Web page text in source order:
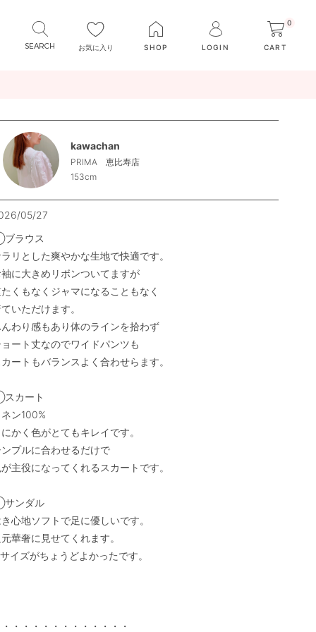
お気に入り SHOP LOGIN
0
CART
kawachan
PRIMA 恵比寿店
153cm
05/27
ラウス
リとした爽やかな生地で快適です。
に大きめリボンついてますが
くもなくジャマになることもなく
いただけます。
わり感もあり体のラインを拾わず
ート丈なのでワイドパンツも
ートもバランスよく合わせらます。
カート
ン100%
かく色がとてもキレイです。
プルに合わせるだけで
主役になってくれるスカートです。
ンダル
心地ソフトで足に優しいです。
華奢に見せてくれます。
イズがちょうどよかったです。
・・・・・・・・・・・・